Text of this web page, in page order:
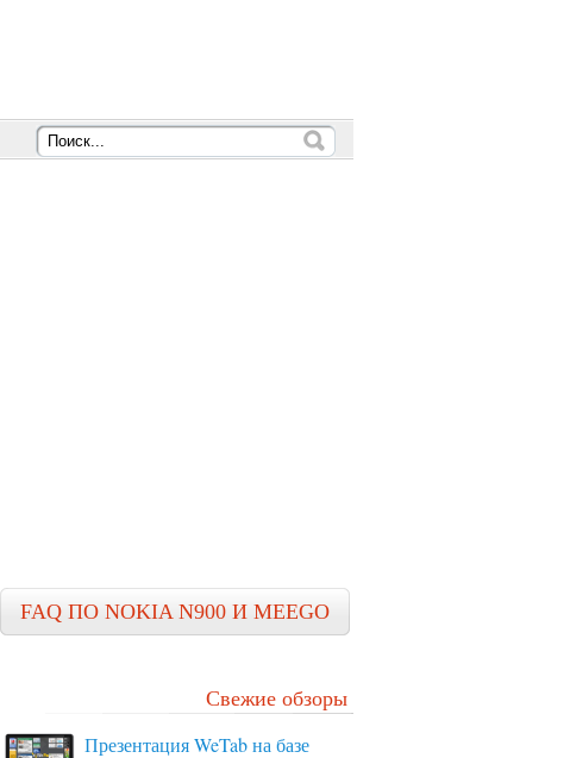
FAQ ПО NOKIA N900 И MEEGO
Свежие обзоры
Презентация WeTab на базе